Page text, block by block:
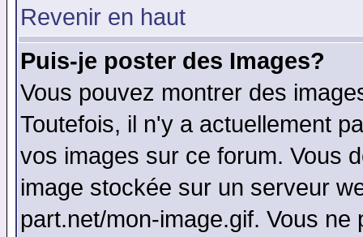
Revenir en haut
Puis-je poster des Images?
Vous pouvez montrer des
Toutefois, il n'y a actuellement
vos images sur ce forum. Vous
image stockée sur un serveur
part.net/mon-image.gif. Vous